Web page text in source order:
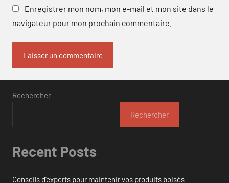
Enregistrer mon nom, mon e-mail et mon site dans le
navigateur pour mon prochain commentaire.
Rechercher
Rechercher
Recent Posts
Conseils d’experts pour maintenir vos produits boisés